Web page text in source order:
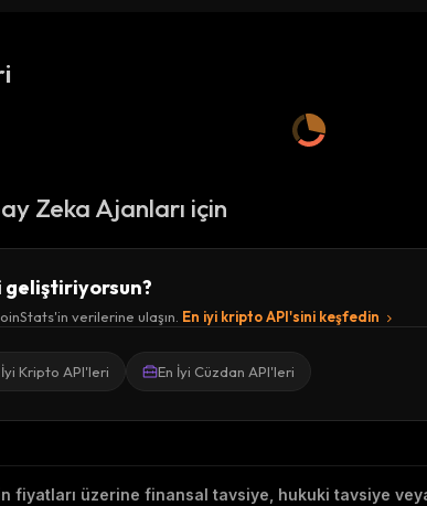
Zeka Ajanları için
verilerine ulaşın. En iyi kripto API'sini keşfedin
İyi Kripto API'leri En İyi Cüzdan API'leri
fiyatları üzerine finansal tavsiye, hukuki tavsiye